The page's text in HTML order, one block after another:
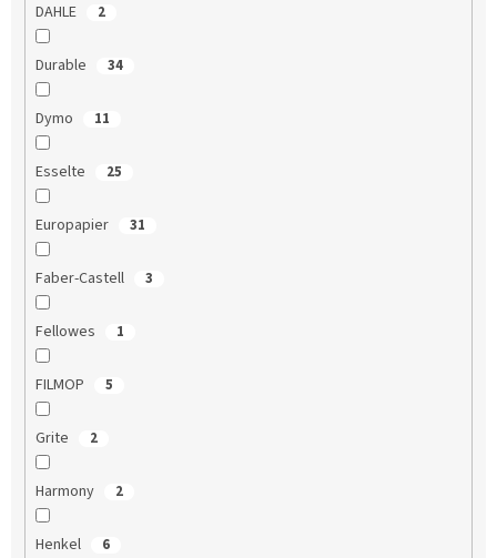
DAHLE 2
Durable 34
Dymo 11
Esselte 25
Europapier 31
Faber-Castell 3
Fellowes 1
FILMOP 5
Grite 2
Harmony 2
Henkel 6